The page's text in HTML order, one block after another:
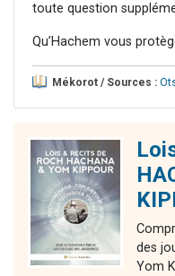
toute question
Qu’Hachem vous
Mékorot / Sources :
des
Yom